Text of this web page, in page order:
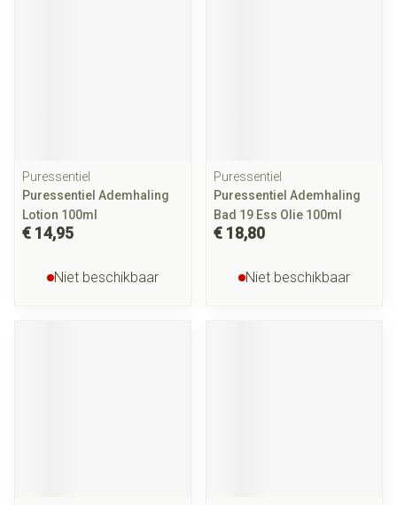
Puressentiel
Puressentiel Ademhaling
Lotion 100ml
€ 14,95
Niet beschikbaar
Puressentiel
Puressentiel Ademhaling
Bad 19 Ess Olie 100ml
€ 18,80
Niet beschikbaar